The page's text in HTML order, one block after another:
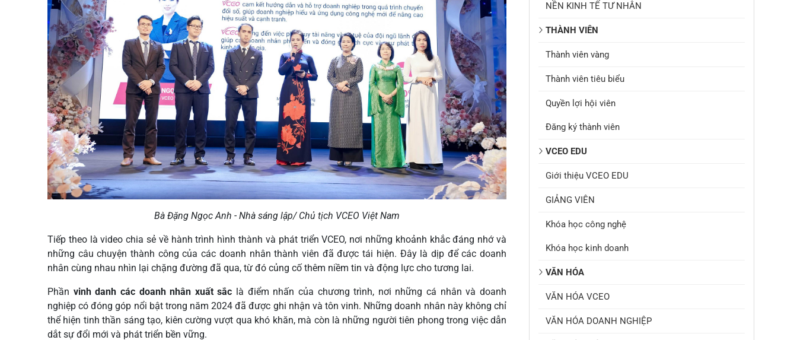
Bà Đặng Ngọc Anh - Nhà sáng lập/ Chủ tịch VCEO Việt Nam
Tiếp theo là video chia sẻ về hành trình hình thành và phát triển VCEO, nơi những khoảnh khắc đáng nhớ và
những câu chuyện thành công của các doanh nhân thành viên đã được tái hiện. Đây là dịp để các doanh
nhân cùng nhau nhìn lại chặng đường đã qua, từ đó củng cố thêm niềm tin và động lực cho tương lai.
Phần vinh danh các doanh nhân xuất sắc là điểm nhấn của chương trình, nơi những cá nhân và doanh
nghiệp có đóng góp nổi bật trong năm 2024 đã được ghi nhận và tôn vinh. Những doanh nhân này không chỉ
thể hiện tinh thần sáng tạo, kiên cường vượt qua khó khăn, mà còn là những người tiên phong trong việc dẫn
dắt sự đổi mới và phát triển bền vững.
NỀN KINH TẾ TƯ NHÂN
THÀNH VIÊN
Thành viên vàng
Thành viên tiêu biểu
Quyền lợi hội viên
Đăng ký thành viên
VCEO EDU
Giới thiệu VCEO EDU
GIẢNG VIÊN
Khóa học công nghệ
Khóa học kinh doanh
VĂN HÓA
VĂN HÓA VCEO
VĂN HÓA DOANH NGHIỆP